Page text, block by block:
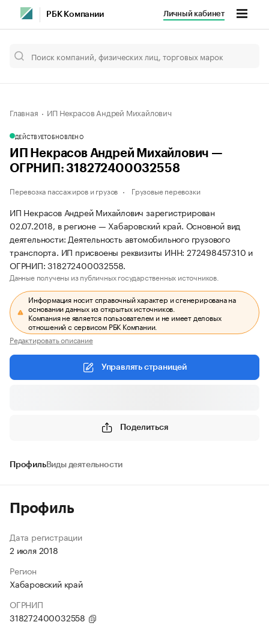
РБК Компании Личный кабинет
Главная ИП Некрасов Андрей Михайлович
ДЕЙСТВУЕТОБНОВЛЕНО
ИП Некрасов Андрей Михайлович —
ОГРНИП: 318272400032558
Перевозка пассажиров и грузов Грузовые перевозки
ИП Некрасов Андрей Михайлович зарегистрирован
02.07.2018, в регионе — Хабаровский край. Основной вид
деятельности: Деятельность автомобильного грузового
транспорта. ИП присвоены реквизиты ИНН: 272498457310 и
ОГРНИП: 318272400032558.
Данные получены из публичных государственных источников.
Информация носит справочный характер и сгенерирована на
основании данных из открытых источников.
Компания не является пользователем и не имеет деловых
отношений с сервисом РБК Компании.
Редактировать описание
Управлять страницей
Поделиться
ПрофильВиды деятельности
Профиль
Дата регистрации
2 июля 2018
Регион
Хабаровский край
ОГРНИП
318272400032558